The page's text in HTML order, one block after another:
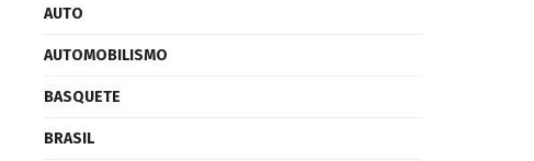
AUTO
AUTOMOBILISMO
BASQUETE
BRASIL